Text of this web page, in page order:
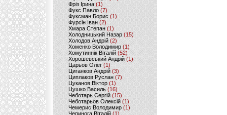
Фріз Ірина (1)
Фукс Павло (7)
Фуксман Борис (1)
Фурсін Іван (2)
Хмара Степан(1)
Холодницький Назар(15)
Холодов Андрій (2)
Хоменко Володимир (1)
Хомутиннік Віталій (52)
Хорошевський Андрій (1)
Царьов Олег (1)
Циганков Андрій (3)
Циплаков Руслан(7)
Цуканов Віктор (1)
Цушко Василь (16)
Чеботарь Сергій (15)
Чеботарьов Олексій (1)
Чемерис Володимир (1)
Чепинога Віталій (1)